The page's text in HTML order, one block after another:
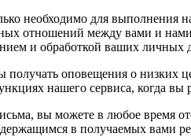
необходимо для выполнения
отношений между вами и
и обработкой ваших личных
оповещения о
нашего сервиса, когда
вы можете в любое время
в получаемых вами